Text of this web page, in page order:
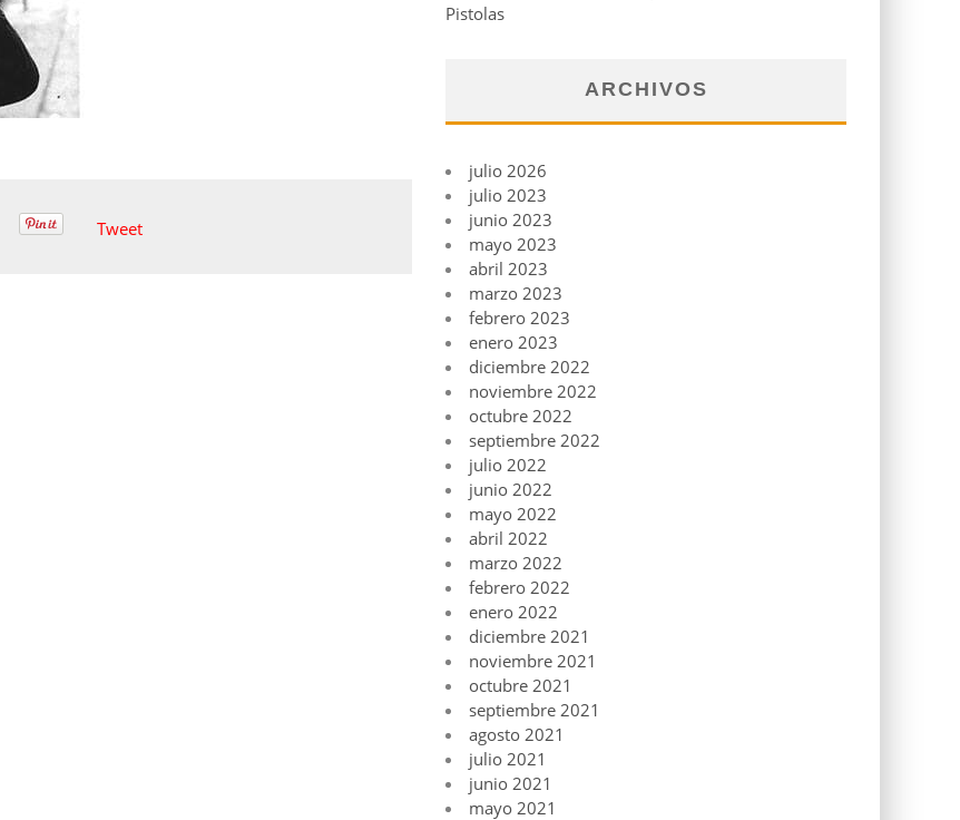
Tweet
Pistolas
ARCHIVOS
julio 2026
julio 2023
junio 2023
mayo 2023
abril 2023
marzo 2023
febrero 2023
enero 2023
diciembre 2022
noviembre 2022
octubre 2022
septiembre 2022
julio 2022
junio 2022
mayo 2022
abril 2022
marzo 2022
febrero 2022
enero 2022
diciembre 2021
noviembre 2021
octubre 2021
septiembre 2021
agosto 2021
julio 2021
junio 2021
mayo 2021